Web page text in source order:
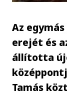
Az
erejét és
állította
Tamás